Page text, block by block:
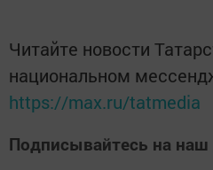
Читайте новости
национальном
https://max.ru/tatmedia
Подписывайтесь на наш